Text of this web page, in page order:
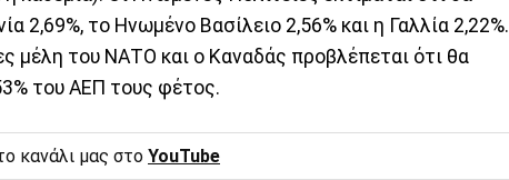
2,69%, το Ηνωμένο Βασίλειο 2,56% και η Γαλλία 2,22%.
μέλη του ΝΑΤΟ και ο Καναδάς προβλέπεται ότι θα
του ΑΕΠ τους φέτος.
κανάλι μας στο YouTube